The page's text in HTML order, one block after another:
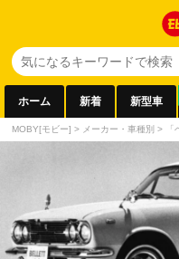
ホーム 新着 新型車
MOBY[モビー] > メーカー・車種別 >